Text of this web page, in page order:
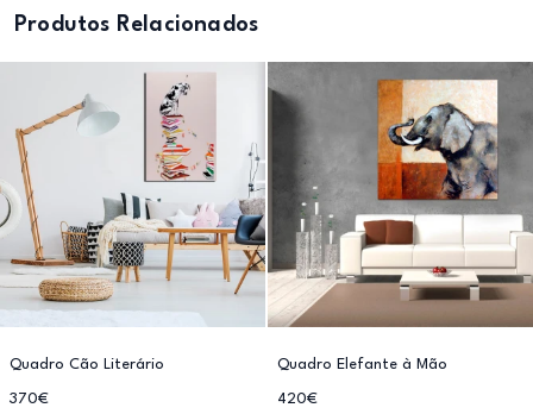
Produtos Relacionados
Quadro Cão Literário
370€
Quadro Elefante à Mão
420€